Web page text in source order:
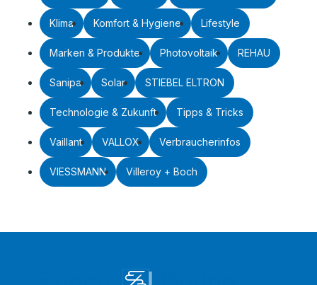
Klima Komfort & Hygiene Lifestyle
Marken & Produkte Photovoltaik REHAU
Sanipa Solar STIEBEL ELTRON
Technologie & Zukunft Tipps & Tricks
Vaillant VALLOX Verbraucherinfos
VIESSMANN Villeroy + Boch